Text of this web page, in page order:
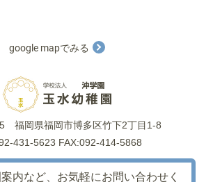
google mapでみる
福岡県福岡市博多区竹下2丁目1-8
431-5623 FAX:092-414-5868
内など、 お気軽にお問い合わせく